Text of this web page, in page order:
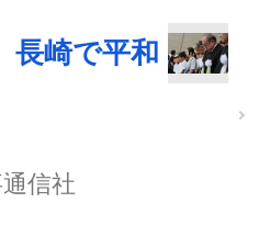
長崎で平和
信社